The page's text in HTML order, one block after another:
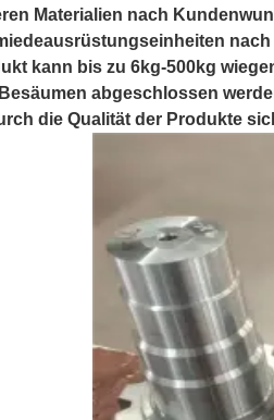
Materialien nach
kann bis zu 6kg-500kg
abgeschlossen
die Qualität der Produkte